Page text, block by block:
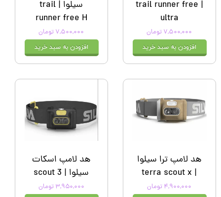
| trail runner free
ultra
۷,۵۰۰,۰۰۰ تومان
افزودن به سبد خرید
سیلوا | trail
runner free H
۷,۵۰۰,۰۰۰ تومان
افزودن به سبد خرید
هد لامپ ترا سیلوا
| terra scout x
۴,۹۰۰,۰۰۰ تومان
هد لامپ اسکات
سیلوا | scout 3
۳,۹۵۰,۰۰۰ تومان